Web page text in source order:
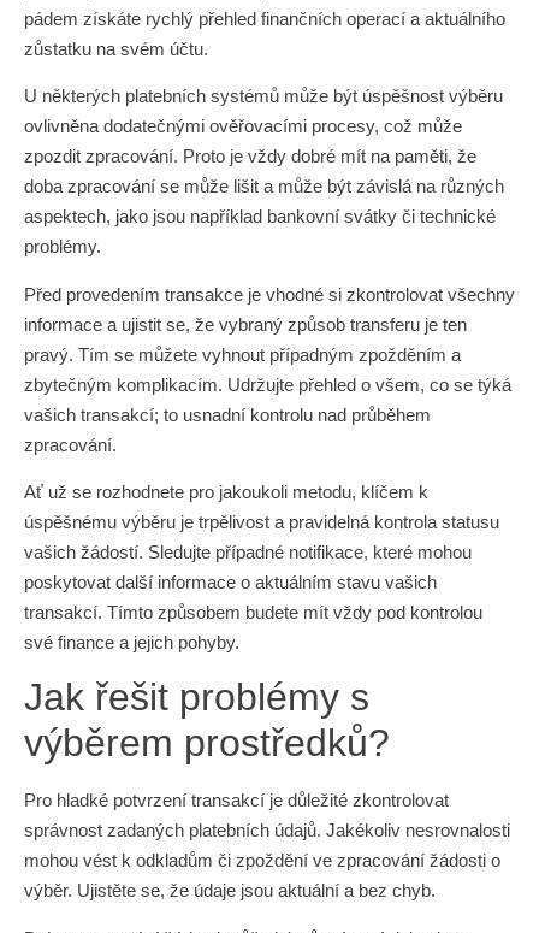
pádem získáte rychlý přehled finančních operací a aktuálního
zůstatku na svém účtu.
U některých platebních systémů může být úspěšnost výběru
ovlivněna dodatečnými ověřovacími procesy, což může
zpozdit zpracování. Proto je vždy dobré mít na paměti, že
doba zpracování se může lišit a může být závislá na různých
aspektech, jako jsou například bankovní svátky či technické
problémy.
Před provedením transakce je vhodné si zkontrolovat všechny
informace a ujistit se, že vybraný způsob transferu je ten
pravý. Tím se můžete vyhnout případným zpožděním a
zbytečným komplikacím. Udržujte přehled o všem, co se týká
vašich transakcí; to usnadní kontrolu nad průběhem
zpracování.
Ať už se rozhodnete pro jakoukoli metodu, klíčem k
úspěšnému výběru je trpělivost a pravidelná kontrola statusu
vašich žádostí. Sledujte případné notifikace, které mohou
poskytovat další informace o aktuálním stavu vašich
transakcí. Tímto způsobem budete mít vždy pod kontrolou
své finance a jejich pohyby.
Jak řešit problémy s
výběrem prostředků?
Pro hladké potvrzení transakcí je důležité zkontrolovat
správnost zadaných platebních údajů. Jakékoliv nesrovnalosti
mohou vést k odkladům či zpoždění ve zpracování žádosti o
výběr. Ujistěte se, že údaje jsou aktuální a bez chyb.